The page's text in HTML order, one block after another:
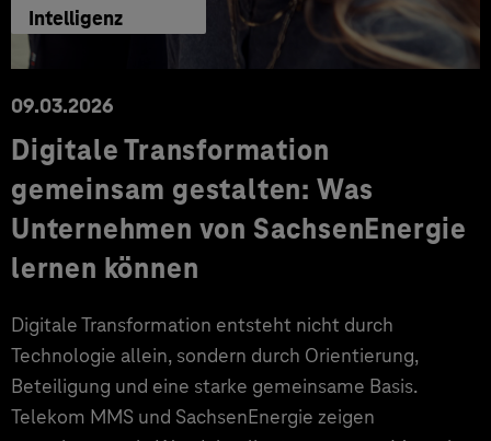
Intelligenz
09.03.2026
Digitale Transformation
gemeinsam gestalten: Was
Unternehmen von SachsenEnergie
lernen können
Digitale Transformation entsteht nicht durch
Technologie allein, sondern durch Orientierung,
Beteiligung und eine starke gemeinsame Basis.
Telekom MMS und SachsenEnergie zeigen